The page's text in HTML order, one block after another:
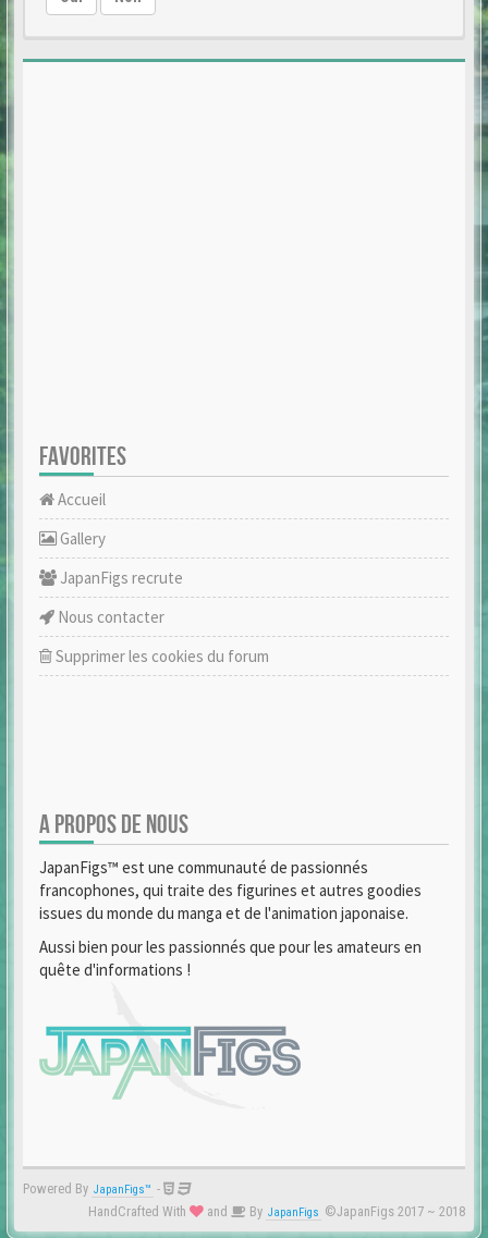
FAVORITES
Accueil
Gallery
JapanFigs recrute
Nous contacter
Supprimer les cookies du forum
A PROPOS DE NOUS
JapanFigs™ est une communauté de passionnés
francophones, qui traite des figurines et autres goodies
issues du monde du manga et de l'animation japonaise.
Aussi bien pour les passionnés que pour les amateurs en
quête d'informations !
Powered By JapanFigs™ -
HandCrafted With
and By JapanFigs ©JapanFigs 2017 ~ 2018